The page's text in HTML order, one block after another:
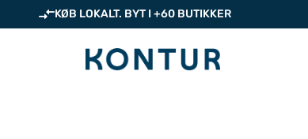
KØB LOKALT. BYT I +60 BUTIKKER